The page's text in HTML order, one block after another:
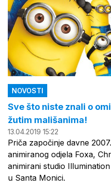
NOVOSTI
Sve što niste znali o
žutim mališanima!
13.04.2019 15:22
Priča započinje davne
animiranog odjela Foxa,
animirani studio
u Santa Monici.